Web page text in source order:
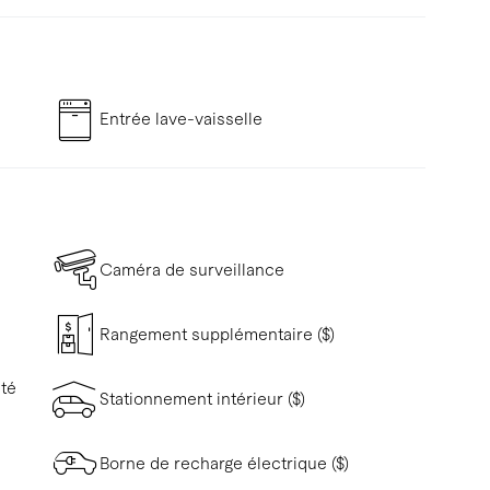
Entrée lave-vaisselle
Caméra de surveillance
Rangement supplémentaire ($)
Stationnement intérieur ($)
Borne de recharge électrique ($)